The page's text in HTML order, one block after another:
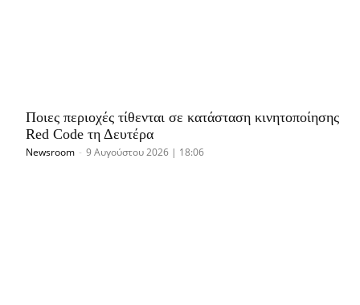
Ποιες περιοχές τίθενται σε κατάσταση κινητοποίησης
Red Code τη Δευτέρα
Newsroom - 9 Αυγούστου 2026 | 18:06